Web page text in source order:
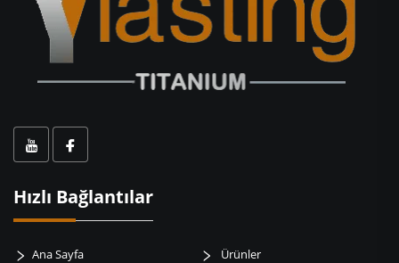
Hızlı Bağlantılar
Ana Sayfa Ürünler